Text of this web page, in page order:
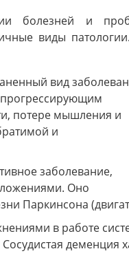
болезней и
виды
вид
прогрессирующим
потере мышления и
и
заболевание,
Оно
Паркинсона
в работе